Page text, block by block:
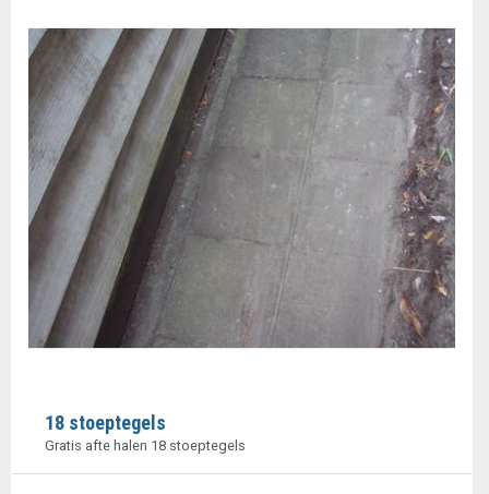
18 stoeptegels
Gratis afte halen 18 stoeptegels